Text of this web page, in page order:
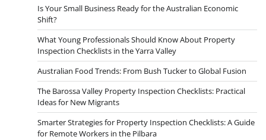
Is Your Small Business Ready for the Australian Economic
Shift?
What Young Professionals Should Know About Property
Inspection Checklists in the Yarra Valley
Australian Food Trends: From Bush Tucker to Global Fusion
The Barossa Valley Property Inspection Checklists: Practical
Ideas for New Migrants
Smarter Strategies for Property Inspection Checklists: A Guide
for Remote Workers in the Pilbara